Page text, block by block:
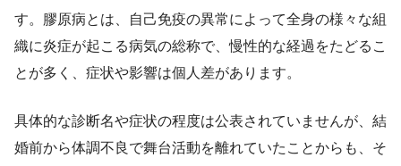
す。膠原病とは、自己免疫の異常によって全身の様々な組
織に炎症が起こる病気の総称で、慢性的な経過をたどるこ
とが多く、症状や影響は個人差があります。
具体的な診断名や症状の程度は公表されていませんが、結
婚前から体調不良で舞台活動を離れていたことからも、そ